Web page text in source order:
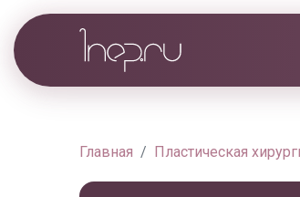
Главная Пластическая